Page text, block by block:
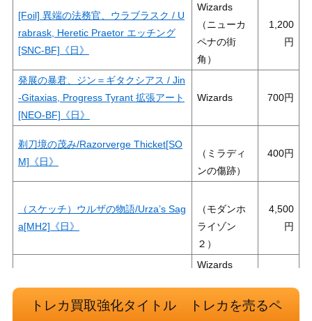
[Foil] 異端の法務官、ウラブラスク / U
rabrask, Heretic Praetor エッチング
[SNC-BF]《日》
Wizards
（ニューカ
ペナの街
角）
1,200
発展の暴君、ジン＝ギタクシアス / Jin
-Gitaxias, Progress Tyrant 拡張アート
[NEO-BF]《日》
Wizards 700
剃刀境の茂み/Razorverge Thicket[SO
M]《日》
（ミラディ
ンの傷跡）
400
（スケッチ）ウルザの物語/Urza’s Sag
a[MH2]《日》
（モダンホ
ライゾン
２）
4,500
ragon 【KHM】
Wizards
イム）
トレカ買取強化タイトル トレカを売るペ